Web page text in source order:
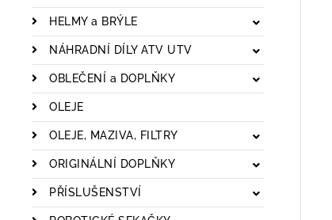
HELMY a BRÝLE
NÁHRADNÍ DÍLY ATV UTV
OBLEČENÍ a DOPLŇKY
OLEJE
OLEJE, MAZIVA, FILTRY
ORIGINÁLNÍ DOPLŇKY
PŘÍSLUŠENSTVÍ